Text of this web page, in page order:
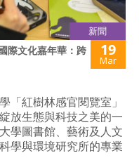
新聞
際文化嘉年華：跨
19
Mar
「紅樹林感官閱覽室」
放生態與科技之美的一
學圖書館、藝術及人文
學與環境研究所的專業